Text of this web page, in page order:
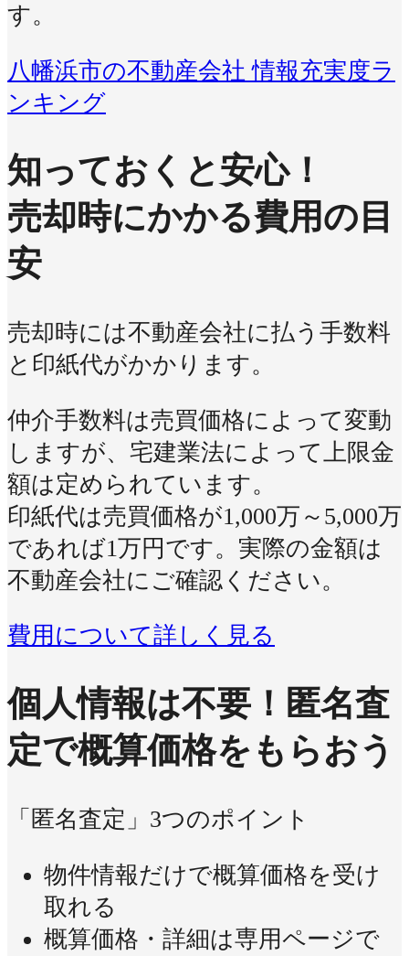
す。
八幡浜市の不動産会社 情報充実度ラ
ンキング
知っておくと安心！
売却時にかかる費用の目
安
売却時には不動産会社に払う手数料
と印紙代がかかります。
仲介手数料は売買価格によって変動
しますが、宅建業法によって上限金
額は定められています。
印紙代は売買価格が1,000万～5,000万
であれば1万円です。実際の金額は
不動産会社にご確認ください。
費用について詳しく見る
個人情報は不要！ 匿名査
定で概算価格をもらおう
「匿名査定」3つのポイント
物件情報だけで概算価格を受け
取れる
概算価格・詳細は専用ページで